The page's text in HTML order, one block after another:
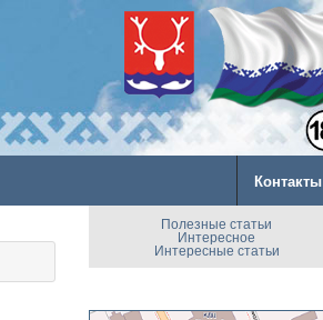
Контакты
Полезные статьи
Интересное
Интересные статьи